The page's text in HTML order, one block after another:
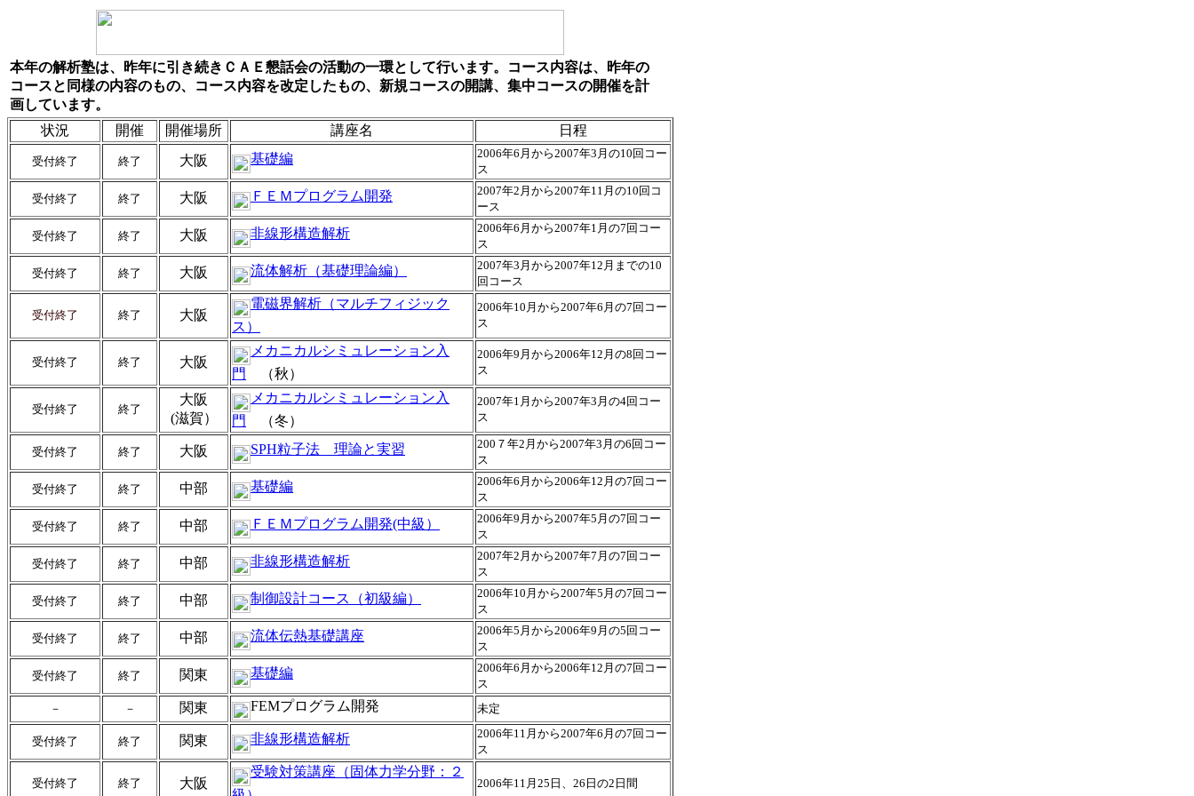
本年の解析塾は、昨年に引き続きＣＡＥ懇話会の活動の一環として行います。コース内容は、昨年の
コースと同様の内容のもの、コース内容を改定したもの、新規コースの開講、集中コースの開催を計
画しています。
状況
開催 開催場所 講座名 日程
受付終了 終了 大阪 基礎編
2006年6月から2007年3月の10回コー
ス
受付終了 終了 大阪 ＦＥＭプログラム開発
2007年2月から2007年11月の10回コ
ース
受付終了 終了 大阪 非線形構造解析
2006年6月から2007年1月の7回コー
ス
受付終了 終了 大阪 流体解析（基礎理論編）
2007年3月から2007年12月までの10
回コース
受付終了 終了 大阪
電磁界解析（マルチフィジック
ス）
2006年10月から2007年6月の7回コー
ス
受付終了 終了 大阪
メカニカルシミュレーション入
門
（秋）
2006年9月から2006年12月の8回コー
ス
受付終了 終了
大阪
(滋賀）
メカニカルシミュレーション入
門
（冬）
2007年1月から2007年3月の4回コー
ス
受付終了 終了 大阪 SPH粒子法 理論と実習
200７年2月から2007年3月の6回コー
ス
受付終了 終了 中部 基礎編
2006年6月から2006年12月の7回コー
ス
受付終了 終了 中部 ＦＥＭプログラム開発(中級）
2006年9月から2007年5月の7回コー
ス
受付終了 終了 中部 非線形構造解析
2007年2月から2007年7月の7回コー
ス
受付終了 終了 中部 制御設計コース（初級編）
2006年10月から2007年5月の7回コー
ス
受付終了 終了 中部 流体伝熱基礎講座
2006年5月から2006年9月の5回コー
ス
受付終了 終了 関東 基礎編
2006年6月から2006年12月の7回コー
ス
－
－ 関東 FEMプログラム開発 未定
受付終了 終了 関東 非線形構造解析
2006年11月から2007年6月の7回コー
ス
受付終了 終了 大阪
受験対策講座（固体力学分野：２
2006年11月25日、26日の2日間